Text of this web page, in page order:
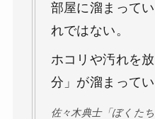
部屋に溜まって
れではない。
ホコリや汚れを
分」が溜まってい
佐々木典士「ぼくた